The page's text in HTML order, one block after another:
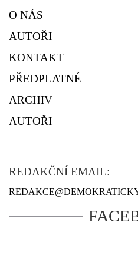
O NÁS
AUTOŘI
KONTAKT
PŘEDPLATNÉ
ARCHIV
AUTOŘI
REDAKČNÍ EMAIL: